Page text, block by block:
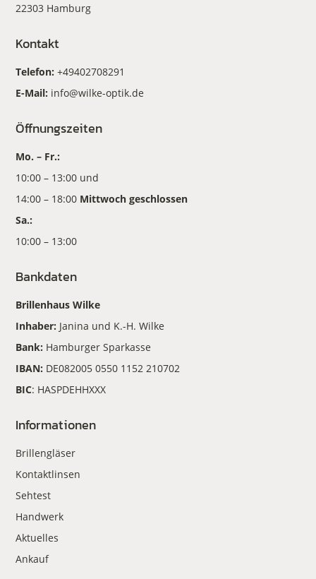
22303 Hamburg
Kontakt
Telefon:+49402708291
E-Mail: info@wilke-optik.de
Öffnungszeiten
Mo. – Fr.:
10:00 – 13:00 und
14:00 – 18:00 Mittwoch geschlossen
Sa.:
10:00 – 13:00
Bankdaten
Brillenhaus Wilke
Inhaber: Janina und K.-H. Wilke
Bank: Hamburger Sparkasse
IBAN: DE082005 0550 1152 210702
BIC: HASPDEHHXXX
Informationen
Brillengläser
Kontaktlinsen
Sehtest
Handwerk
Aktuelles
Ankauf